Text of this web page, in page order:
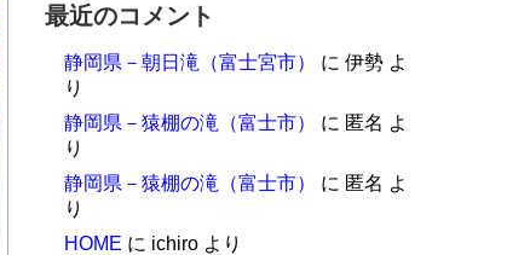
最近のコメント
静岡県－朝日滝（富士宮市） に 伊勢 よ
り
静岡県－猿棚の滝（富士市）
に 匿名 よ
り
静岡県－猿棚の滝（富士市）
に 匿名 よ
り
HOME に ichiro より